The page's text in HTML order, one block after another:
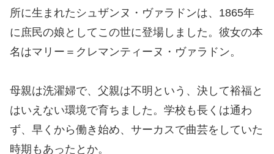
所に生まれたシュザンヌ・ヴァラドンは、1865年
に庶民の娘としてこの世に登場しました。彼女の本
名はマリー＝クレマンティーヌ・ヴァラドン。
母親は洗濯婦で、父親は不明という、決して裕福と
はいえない環境で育ちました。学校も長くは通わ
ず、早くから働き始め、サーカスで曲芸をしていた
時期もあったとか。